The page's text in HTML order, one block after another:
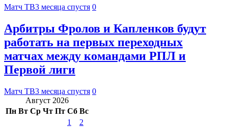
Матч ТВ3 месяца спустя 0
Арбитры Фролов и Капленков будут
работать на первых переходных
матчах между командами РПЛ и
Первой лиги
Матч ТВ3 месяца спустя 0
Август 2026
Пн Вт Ср Чт Пт Сб Вс
1
2